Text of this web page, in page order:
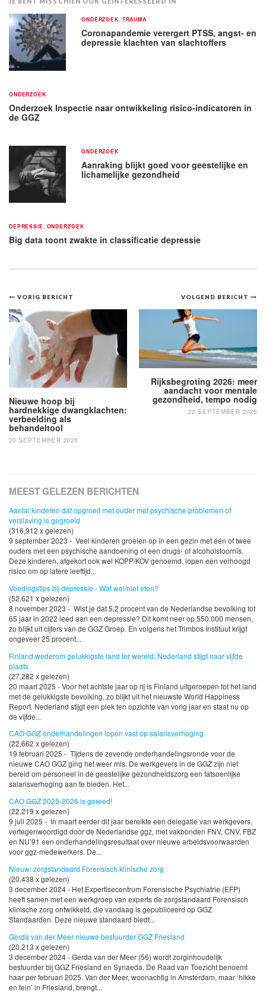
ONDERZOEK TRAUMA
Coronapandemie verergert PTSS, angst- en
depressie klachten van slachtoffers
ONDERZOEK
Onderzoek Inspectie naar ontwikkeling risico-indicatoren in
de GGZ
ONDERZOEK
Aanraking blijkt goed voor geestelijke en
lichamelijke gezondheid
DEPRESSIE ONDERZOEK
Big data toont zwakte in classificatie depressie
Bericht
navigatie
VOLGEND BERICHT
Rijksbegroting 2026: meer
aandacht voor mentale
gezondheid, tempo nodig
22 SEPTEMBER 2025
VORIG BERICHT
Nieuwe hoop bij
hardnekkige dwangklachten:
verbeelding als
behandeltool
20 SEPTEMBER 2025
MEEST GELEZEN BERICHTEN
Aantal kinderen dat opgroeit met ouder met psychische problemen of
verslaving is gegroeid
(316,912 x gelezen)
9 september 2023 - Veel kinderen groeien op in een gezin met één of twee
ouders met een psychische aandoening of een drugs- of alcoholstoornis.
Deze kinderen, afgekort ook wel KOPP/KOV genoemd, lopen een verhoogd
risico om op latere leeftijd...
Voedingstips bij depressie - Wat wel/niet eten?
(52,621 x gelezen)
8 november 2023 - Wist je dat 5,2 procent van de Nederlandse bevolking tot
65 jaar in 2022 leed aan een depressie? Dit komt neer op 550.000 mensen,
zo blijkt uit cijfers van de GGZ Groep. En volgens het Trimbos Instituut krijgt
ongeveer 25 procent...
Finland wederom gelukkigste land ter wereld, Nederland stijgt naar vijfde
plaats
(27,282 x gelezen)
20 maart 2025 - Voor het achtste jaar op rij is Finland uitgeroepen tot het land
met de gelukkigste bevolking, zo blijkt uit het nieuwste World Happiness
Report. Nederland stijgt een plek ten opzichte van vorig jaar en staat nu op
de vijfde...
CAO GGZ onderhandelingen lopen vast op salarisverhoging
(22,662 x gelezen)
19 februari 2025 - Tijdens de zevende onderhandelingsronde voor de
nieuwe CAO GGZ ging het weer mis. De werkgevers in de GGZ zijn niet
bereid om personeel in de geestelijke gezondheidszorg een fatsoenlijke
salarisverhoging aan te bieden. Het...
CAO GGZ 2025-2026 is gereed!
(22,219 x gelezen)
9 juli 2025 - In maart eerder dit jaar bereikte een delegatie van werkgevers,
vertegenwoordigd door de Nederlandse ggz, met vakbonden FNV, CNV, FBZ
en NU’91 een onderhandelingsresultaat over nieuwe arbeidsvoorwaarden
voor ggz-medewerkers. De...
Nieuw: zorgstandaard Forensisch klinische zorg
(20,438 x gelezen)
3 december 2024 - Het Expertisecentrum Forensische Psychiatrie (EFP)
heeft samen met een werkgroep van experts de zorgstandaard Forensisch
klinische zorg ontwikkeld, die vandaag is gepubliceerd op GGZ
Standaarden. Deze nieuwe standaard biedt...
Gerda van der Meer nieuwe bestuurder GGZ Friesland
(20,213 x gelezen)
3 december 2024 - Gerda van der Meer (56) wordt zorginhoudelijk
bestuurder bij GGZ Friesland en Synaeda. De Raad van Toezicht benoemt
haar per februari 2025. Van der Meer, woonachtig in Amsterdam, maar ‘hikke
en tein’ in Friesland, brengt...